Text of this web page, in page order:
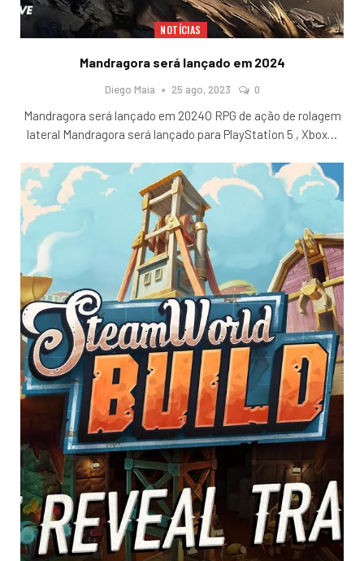
NOTÍCIAS
Mandragora será lançado em 2024
Diego Maia 25 ago, 2023 0
Mandragora será lançado em 2024O RPG de ação de rolagem
lateral Mandragora será lançado para PlayStation 5 , Xbox…